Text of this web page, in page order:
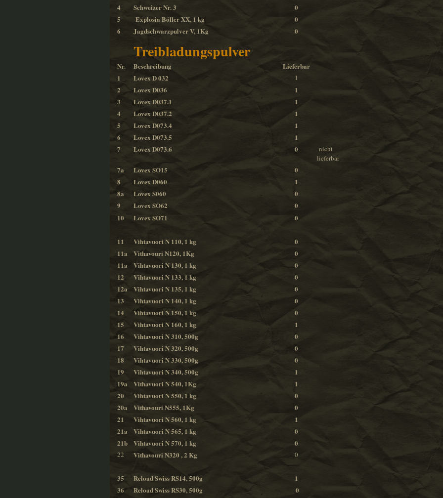
4
Schweizer Nr. 3
0
5
Explosia Böller XX, 1 kg
0
6
Jagdschwarzpulver V, 1Kg 0
Treibladungspulver
Nr. Beschreibung
Lieferbar
1
Lovex D 032 1
2 Lovex D036
1
3
Lovex D037.1
1
4
Lovex D037.2
1
5
Lovex D073.4
1
6
Lovex D073.5
1
7
Lovex D073.6 0
nicht
lieferbar
7a Lovex SO15
0
8
Lovex D060
1
8a
Lovex S060
0
9
Lovex SO62
0
10
Lovex SO71 0
11 Vihtavuori N 110, 1 kg
0
11a
Vithavouri N120, 1Kg
0
11a
Vihtavuori N 130, 1 kg
0
12
Vihtavuori N 133, 1 kg
0
12a
Vihtavuori N 135, 1 kg
0
13
Vihtavuori N 140, 1 kg
0
14
Vihtavuori N 150, 1 kg
0
15
Vihtavuori N 160, 1 kg
1
16
Vihtavuori N 310, 500g
0
17
Vihtavuori N 320, 500g
0
18
Vihtavuori N 330, 500g
0
19
Vihtavuori N 340, 500g
1
19a
Vithavuori N 540, 1Kg
1
20
Vihtavuori N 550, 1 kg
0
20a
Vithavouri N555, 1Kg
0
21
Vihtavuori N 560, 1 kg
1
21a
Vihtavuori N 565, 1 kg
0
21b
Vihtavuori N 570, 1 kg 0
22 Vithavouri N320 , 2 Kg 0
35 Reload Swiss RS14, 500g
1
36
Reload Swiss RS30, 500g
0